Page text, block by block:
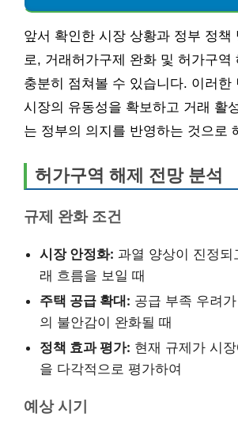
앞서 확인한 시장 상황과 정부 정책
로, 거래허가구제 완화 및 허가구역
충분히 점쳐볼 수 있습니다. 이러한
시장의 유동성을 확보하고 거래 활
는 정부의 의지를 반영하는 것으로
허가구역 해제 전망 분석
규제 완화 조건
시장 안정화: 과열 양상이 진정되
래 흐름을 보일 때
주택 공급 확대: 공급 부족 우려
의 불안감이 완화될 때
정책 효과 평가: 현재 규제가 시
을 다각적으로 평가하여
예상 시기